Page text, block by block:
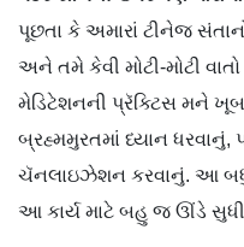
પૂછતા કે અમારાં ટીનેજ
અને તમે કેવી મોટી-મોટી
મેડિટેશનની પ્રૅક્ટિસ મને
બ્રહ્મમુરતમાં ધ્યાન
ચૅનલાઇઝેશન કરવાનું. આ
આ કાર્ય માટે બહુ જ ઊંડે